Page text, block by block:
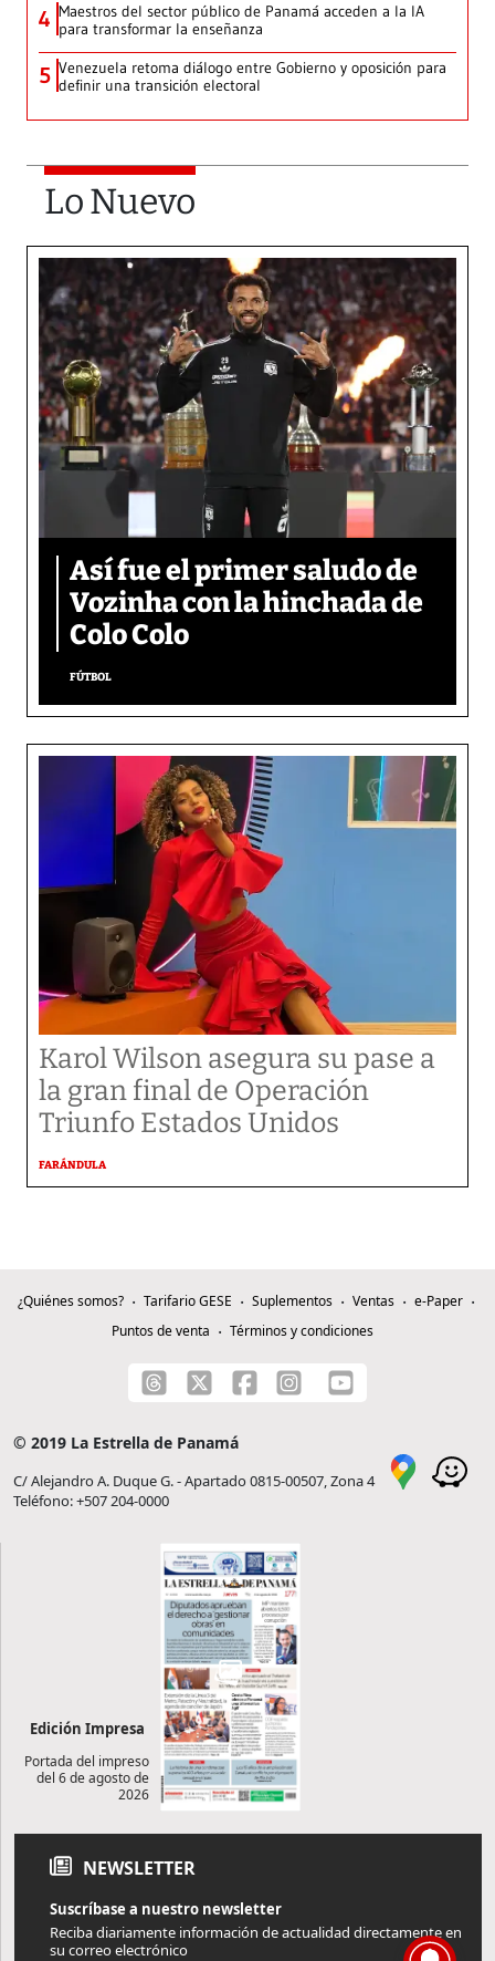
4 Maestros del sector público de Panamá acceden a la IA
para transformar la enseñanza
5 Venezuela retoma diálogo entre Gobierno y oposición para
definir una transición electoral
Lo Nuevo
Así fue el primer saludo de
Vozinha con la hinchada de
Colo Colo
FÚTBOL
Karol Wilson asegura su pase a
la gran final de Operación
Triunfo Estados Unidos
FARÁNDULA
¿Quiénes somos? Tarifario GESE Suplementos Ventas
e-Paper
Puntos de venta
Términos y condiciones
© 2019 La Estrella de Panamá
C/ Alejandro A. Duque G. - Apartado 0815-00507, Zona 4
Teléfono: +507 204-0000
Edición Impresa
Portada del impreso
del 6 de agosto de
2026
NEWSLETTER
Suscríbase a nuestro newsletter
Reciba diariamente información de actualidad directamente en
su correo electrónico